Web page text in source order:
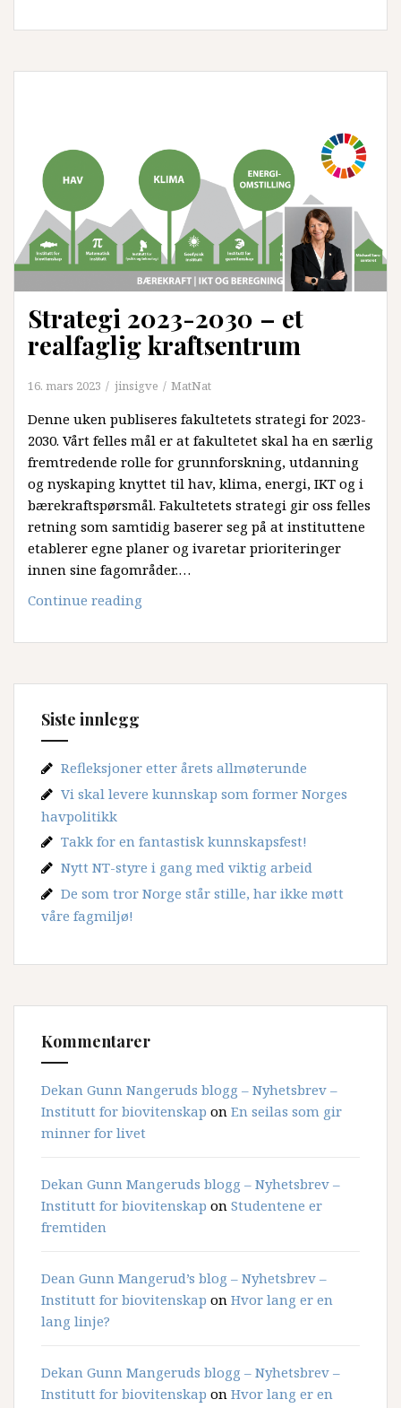
når
jobber
Strategi 2023-2030 – et
realfaglig kraftsentrum
16. mars 2023 jinsigve MatNat
Denne uken publiseres fakultetets strategi for 2023-
2030. Vårt felles mål er at fakultetet skal ha en særlig
fremtredende rolle for grunnforskning, utdanning
og nyskaping knyttet til hav, klima, energi, IKT og i
bærekraftspørsmål. Fakultetets strategi gir oss felles
retning som samtidig baserer seg på at instituttene
etablerer egne planer og ivaretar prioriteringer
innen sine fagområder.…
Continue reading
2030
et
Siste innlegg
Refleksjoner etter årets allmøterunde
Vi skal levere kunnskap som former Norges
havpolitikk
Takk for en fantastisk kunnskapsfest!
Nytt NT-styre i gang med viktig arbeid
De som tror Norge står stille, har ikke møtt
våre fagmiljø!
Kommentarer
Dekan Gunn Nangeruds blogg – Nyhetsbrev –
Institutt for biovitenskap on En seilas som gir
minner for livet
Dekan Gunn Mangeruds blogg – Nyhetsbrev –
Institutt for biovitenskap on Studentene er
fremtiden
Dean Gunn Mangerud’s blog – Nyhetsbrev –
Institutt for biovitenskap on Hvor lang er en
lang linje?
Dekan Gunn Mangeruds blogg – Nyhetsbrev –
Institutt for biovitenskap on Hvor lang er en